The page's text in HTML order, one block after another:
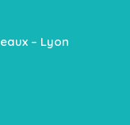
– Lyon